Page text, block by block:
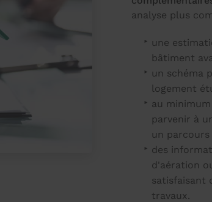
analyse plus
une
bâtiment
un schéma
logement
au
parvenir à
un
des
d'aération
satisfaisant
travaux.